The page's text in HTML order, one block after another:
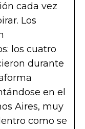
cada vez
Los
los cuatro
durante
en el
Aires, muy
como se